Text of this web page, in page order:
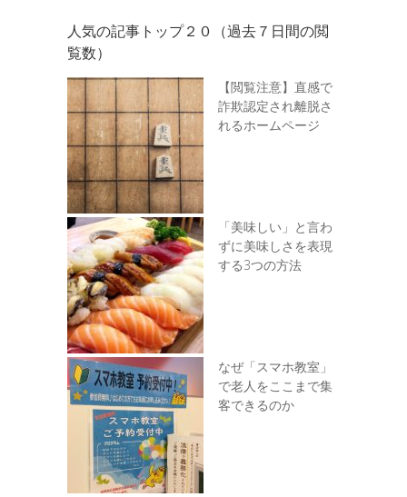
人気の記事トップ２０（過去７日間の閲
覧数）
【閲覧注意】直感で
詐欺認定され離脱さ
れるホームページ
「美味しい」と言わ
ずに美味しさを表現
する3つの方法
なぜ「スマホ教室」
で老人をここまで集
客できるのか